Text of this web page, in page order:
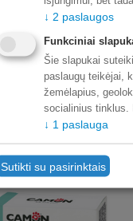
↓ 2 paslaugos
Funkciniai
Šie slapukai
paslaugų teikėjai,
žemėlapius,
socialinius tinklus.
↓ 1 paslauga
Sutikti su pasirinktais